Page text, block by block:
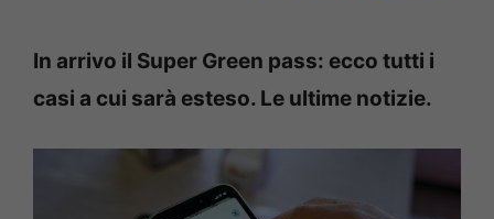
In arrivo il Super Green pass: ecco tutti i
casi a cui sarà esteso. Le ultime notizie.